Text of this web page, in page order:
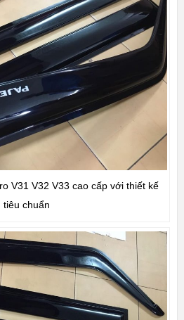
V31 V32 V33 cao cấp với thiết kế
tiêu chuẩn